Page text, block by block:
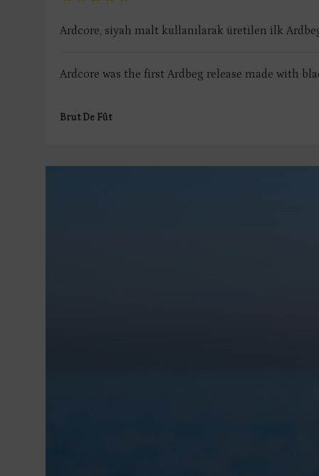
Ardcore, siyah malt kullanılarak üretilen ilk
Ardcore was the first Ardbeg release made with
Brut De Fût